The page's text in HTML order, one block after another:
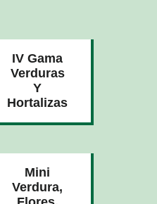
IV Gama
Verduras
Y
Hortalizas
Mini
Verdura,